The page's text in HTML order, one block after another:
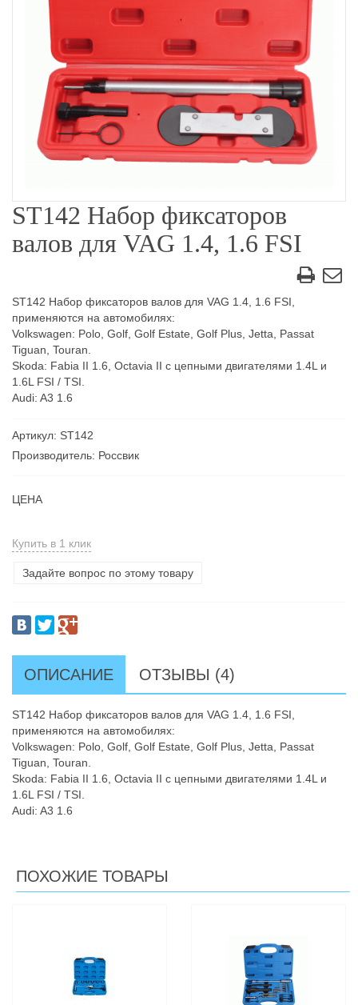
ST142 Набор фиксаторов
валов для VAG 1.4, 1.6 FSI
ST142 Набор фиксаторов валов для VAG 1.4, 1.6 FSI,
применяются на автомобилях:
Volkswagen: Polo, Golf, Golf Estate, Golf Plus, Jetta, Passat
Tiguan, Touran.
Skoda: Fabia II 1.6, Octavia II с цепными двигателями 1.4L и
1.6L FSI / TSI.
Audi: A3 1.6
Артикул: ST142
Производитель: Россвик
ЦЕНА
Купить в 1 клик
Задайте вопрос по этому товару
ОПИСАНИЕ ОТЗЫВЫ (4)
ST142 Набор фиксаторов валов для VAG 1.4, 1.6 FSI,
применяются на автомобилях:
Volkswagen: Polo, Golf, Golf Estate, Golf Plus, Jetta, Passat
Tiguan, Touran.
Skoda: Fabia II 1.6, Octavia II с цепными двигателями 1.4L и
1.6L FSI / TSI.
Audi: A3 1.6
ПОХОЖИЕ ТОВАРЫ